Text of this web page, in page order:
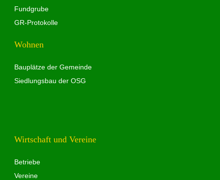
Fundgrube
GR-Protokolle
Wohnen
Bauplätze der Gemeinde
Siedlungsbau der OSG
Wirtschaft und Vereine
Betriebe
Vereine